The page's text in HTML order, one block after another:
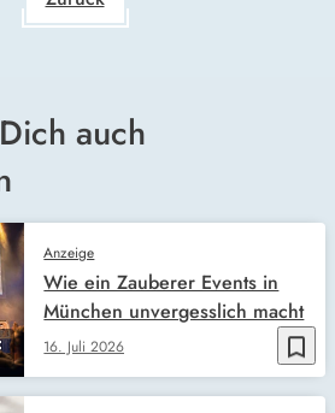
auch
bookmark_border
Anzeige
16. Juli 2026
Wie ein Zauberer Events in
München unvergesslich macht